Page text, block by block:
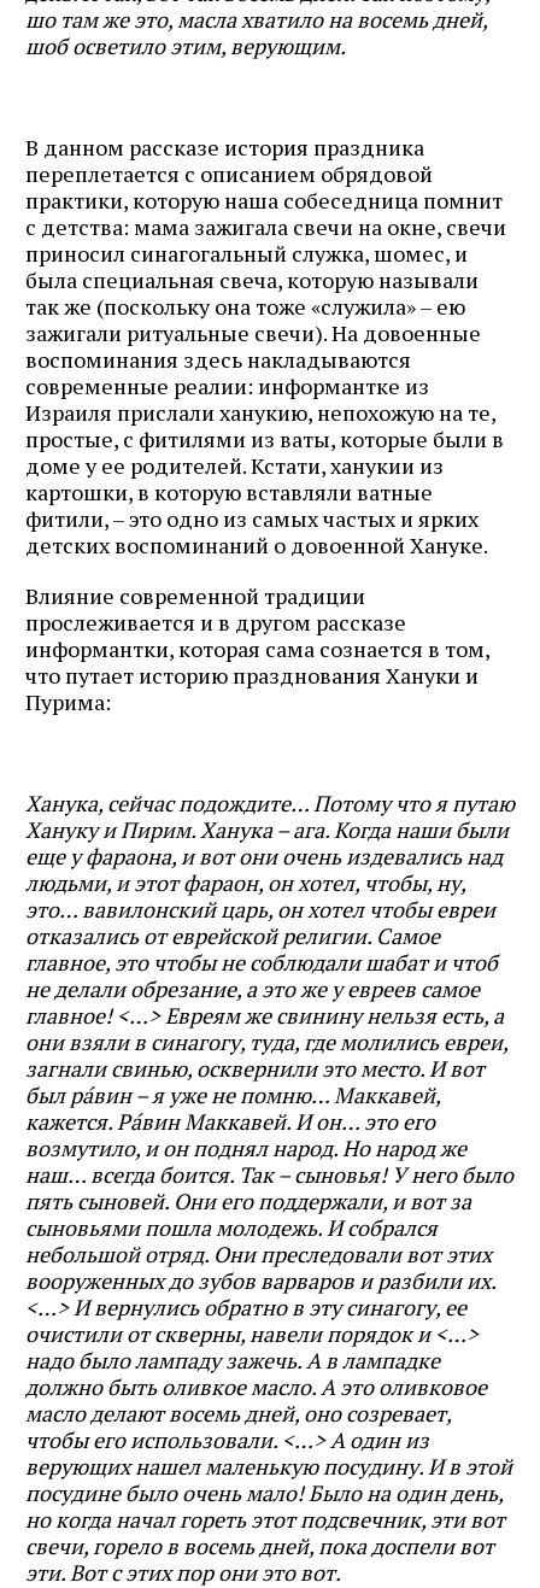
шо там же это, масла хватило на восемь дней,
шоб осветило этим, верующим.
В данном рассказе история праздника
переплетается с описанием обрядовой
практики, которую наша собеседница помнит
с детства: мама зажигала свечи на окне, свечи
приносил синагогальный служка, шомес, и
была специальная свеча, которую называли
так же (поскольку она тоже «служила» – ею
зажигали ритуальные свечи). На довоенные
воспоминания здесь накладываются
современные реалии: информантке из
Израиля прислали ханукию, непохожую на те,
простые, с фитилями из ваты, которые были в
доме у ее родителей. Кстати, ханукии из
картошки, в которую вставляли ватные
фитили, – это одно из самых частых и ярких
детских воспоминаний о довоенной Хануке.
Влияние современной традиции
прослеживается и в другом рассказе
информантки, которая сама сознается в том,
что путает историю празднования Хануки и
Пурима:
Ханука, сейчас подождите… Потому что я путаю
Хануку и Пирим. Ханука – ага. Когда наши были
еще у фараона, и вот они очень издевались над
людьми, и этот фараон, он хотел, чтобы, ну,
это… вавилонский царь, он хотел чтобы евреи
отказались от еврейской религии. Самое
главное, это чтобы не соблюдали шабат и чтоб
не делали обрезание, а это же у евреев самое
главное! <…> Евреям же свинину нельзя есть, а
они взяли в синагогу, туда, где молились евреи,
загнали свинью, осквернили это место. И вот
был ра́вин – я уже не помню… Маккавей,
кажется. Ра́вин Маккавей. И он… это его
возмутило, и он поднял народ. Но народ же
наш… всегда боится. Так – сыновья! У него было
пять сыновей. Они его поддержали, и вот за
сыновьями пошла молодежь. И собрался
небольшой отряд. Они преследовали вот этих
вооруженных до зубов варваров и разбили их.
<…> И вернулись обратно в эту синагогу, ее
очистили от скверны, навели порядок и <…>
надо было лампаду зажечь. А в лампадке
должно быть оливкое масло. А это оливковое
масло делают восемь дней, оно созревает,
чтобы его использовали. <…> А один из
верующих нашел маленькую посудину. И в этой
посудине было очень мало! Было на один день,
но когда начал гореть этот подсвечник, эти вот
свечи, горело в восемь дней, пока доспели вот
эти. Вот с этих пор они это вот.